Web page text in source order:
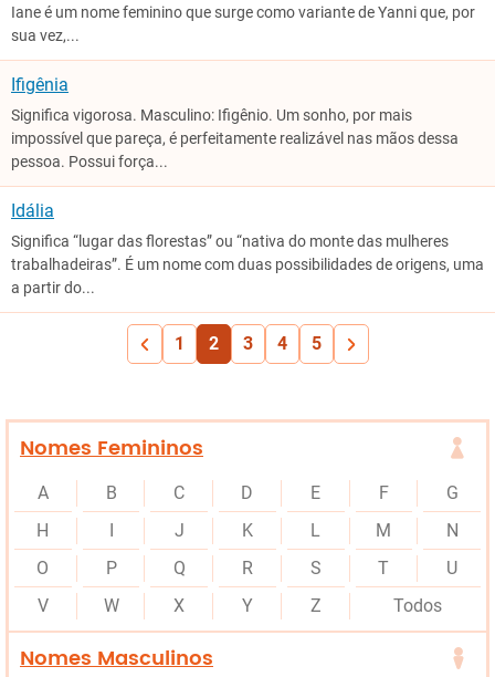
Iane é um nome feminino que surge como variante de Yanni que, por
sua vez,...
Ifigênia
Significa vigorosa. Masculino: Ifigênio. Um sonho, por mais
impossível que pareça, é perfeitamente realizável nas mãos dessa
pessoa. Possui força...
Idália
Significa “lugar das florestas” ou “nativa do monte das mulheres
trabalhadeiras”. É um nome com duas possibilidades de origens, uma
a partir do...
1 2 3 4 5
Nomes Femininos
A B C D E F
G
H
J K L M
N
O
P Q R S T
U
V
W X Y Z Todos
Nomes Masculinos